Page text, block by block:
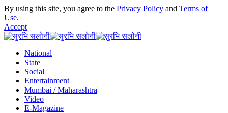
By using this site, you agree to the Privacy Policy and Terms of
Use.
Accept
National
State
Social
Entertainment
Mumbai / Maharashtra
Video
E-Magazine